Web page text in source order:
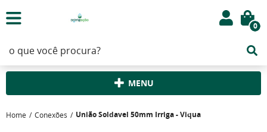
0
MENU
Home Conexões União Soldavel 50mm Irriga - Viqua